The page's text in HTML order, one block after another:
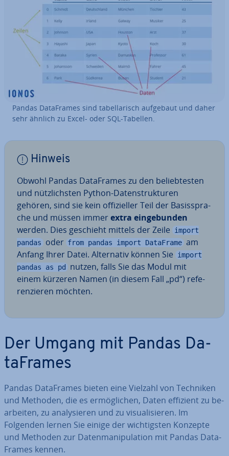
Pandas Da­ta­Frames sind ta­bel­la­risch aufgebaut und daher
sehr ähnlich zu Excel- oder SQL-Tabellen.
Hinweis
Obwohl Pandas Da­ta­Frames zu den be­lieb­tes­ten
und nütz­lichs­ten Python-Da­ten­struk­tu­ren
gehören, sind sie kein of­fi­zi­el­ler Teil der Ba­sis­spra­
che und müssen immerextra ein­ge­bun­den
werden. Dies geschieht mittels der Zeile
import
pandas oder from pandas import DataFrame am
Anfang Ihrer Datei. Al­ter­na­tiv können Sie
import
pandas as pd nutzen, falls Sie das Modul mit
einem kürzeren Namen (in diesem Fall „pd“) re­fe­
ren­zie­ren möchten.
Der Umgang mit Pandas Da­
ta­Frames
Pandas Da­ta­Frames bieten eine Vielzahl von Techniken
und Methoden, die es er­mög­li­chen, Daten effizient zu be­
ar­bei­ten, zu ana­ly­sie­ren und zu vi­sua­li­sie­ren. Im
Folgenden lernen Sie einige der wich­tigs­ten Konzepte
und Methoden zur Da­ten­ma­ni­pu­la­ti­on mit Pandas Da­ta­
Frames kennen.